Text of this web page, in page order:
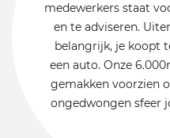
medewerkers staat
en te adviseren.
belangrijk, je koopt
een auto. Onze
gemakken voorzien
ongedwongen sfeer